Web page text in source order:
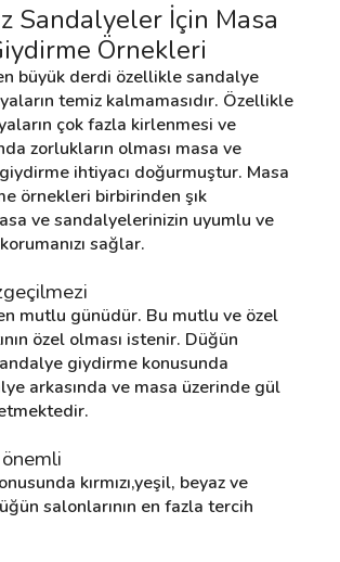
Sandalyeler İçin Masa
Örnekleri
en büyük derdi özellikle sandalye
temiz kalmamasıdır. Özellikle
çok fazla kirlenmesi ve
zorlukların olması masa ve
ihtiyacı doğurmuştur. Masa
örnekleri birbirinden şık
ve sandalyelerinizin uyumlu ve
sağlar.
mutlu günüdür. Bu mutlu ve özel
özel olması istenir. Düğün
giydirme konusunda
arkasında ve masa üzerinde gül
kırmızı,yeşil, beyaz ve
salonlarının en fazla tercih